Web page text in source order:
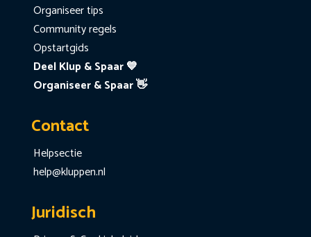
Organiseer tips
Community regels
Opstartgids
Deel Klup & Spaar 💙
Organiseer & Spaar 👋
Contact
Helpsectie
help@kluppen.nl
Juridisch